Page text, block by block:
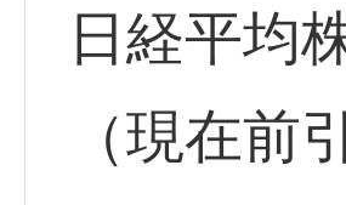
日経平均
（現在前